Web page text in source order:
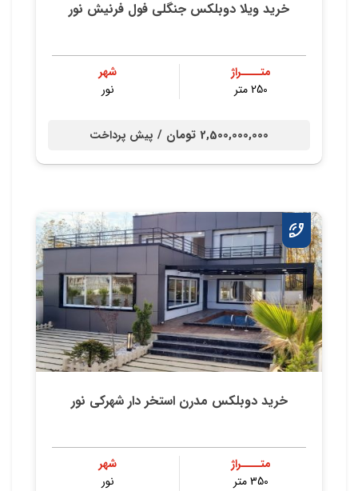
خرید ویلا دوبلکس جنگلی فول فرنیش نور
متــــراژ
250 متر
شهر
نور
2,500,000,000 تومان / پیش پرداخت
خرید دوبلکس مدرن استخر دار شهرکی نور
متــــراژ
350 متر
شهر
نور